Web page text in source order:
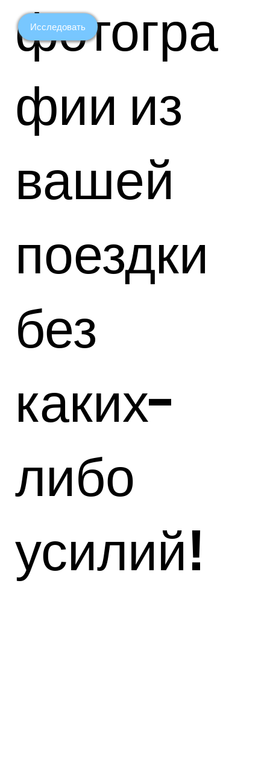
фотогра
фии из
вашей
поездки
без
каких-
либо
усилий!
Исследовать